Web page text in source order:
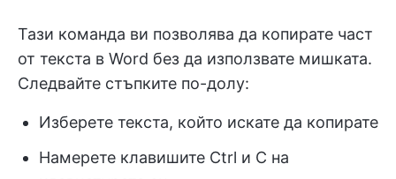
Тази команда ви позволява да копирате част
от текста в Word без да използвате мишката.
Следвайте стъпките по-долу:
Изберете текста, който искате да копирате
Намерете клавишите Ctrl и C на